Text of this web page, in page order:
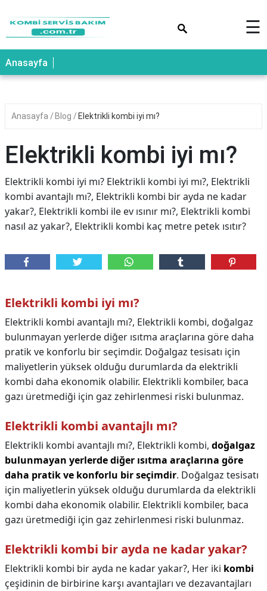
☰
Anasayfa
Anasayfa Blog Elektrikli kombi iyi mı?
Elektrikli kombi iyi mı?
Elektrikli kombi iyi mı? Elektrikli kombi iyi mı?, Elektrikli
kombi avantajlı mı?, Elektrikli kombi bir ayda ne kadar
yakar?, Elektrikli kombi ile ev ısınır mı?, Elektrikli kombi
nasıl az yakar?, Elektrikli kombi kaç metre petek ısıtır?
Elektrikli kombi iyi mı?
Elektrikli kombi avantajlı mı?, Elektrikli kombi, doğalgaz
bulunmayan yerlerde diğer ısıtma araçlarına göre daha
pratik ve konforlu bir seçimdir. Doğalgaz tesisatı için
maliyetlerin yüksek olduğu durumlarda da elektrikli
kombi daha ekonomik olabilir. Elektrikli kombiler, baca
gazı üretmediği için gaz zehirlenmesi riski bulunmaz.
Elektrikli kombi avantajlı mı?
Elektrikli kombi avantajlı mı?, Elektrikli kombi, doğalgaz
bulunmayan yerlerde diğer ısıtma araçlarına göre
daha pratik ve konforlu bir seçimdir. Doğalgaz tesisatı
için maliyetlerin yüksek olduğu durumlarda da elektrikli
kombi daha ekonomik olabilir. Elektrikli kombiler, baca
gazı üretmediği için gaz zehirlenmesi riski bulunmaz.
Elektrikli kombi bir ayda ne kadar yakar?
Elektrikli kombi bir ayda ne kadar yakar?, Her iki kombi
çeşidinin de birbirine karşı avantajları ve dezavantajları